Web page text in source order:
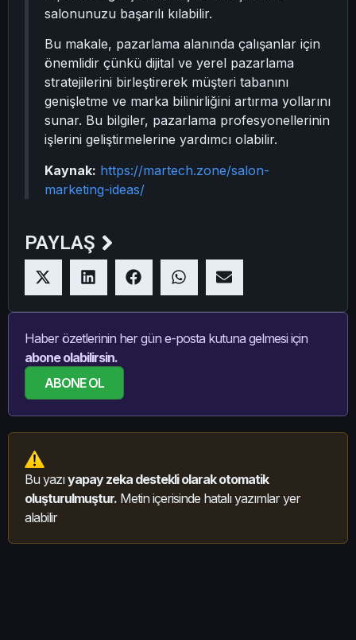
salonunuzu başarılı kılabilir.
Bu makale, pazarlama alanında çalışanlar için
önemlidir çünkü dijital ve yerel pazarlama
stratejilerini birleştirerek müşteri tabanını
genişletme ve marka bilinirliğini artırma yollarını
sunar. Bu bilgiler, pazarlama profesyonellerinin
işlerini geliştirmelerine yardımcı olabilir.
Kaynak: https://martech.zone/salon-
marketing-ideas/
PAYLAŞ
Haber özetlerinin her gün e-posta kutuna gelmesi için
abone olabilirsin.
ABONE OL
Bu yazıyapay zeka destekli olarak otomatik
oluşturulmuştur. Metin içerisinde hatalı yazımlar yer
alabilir